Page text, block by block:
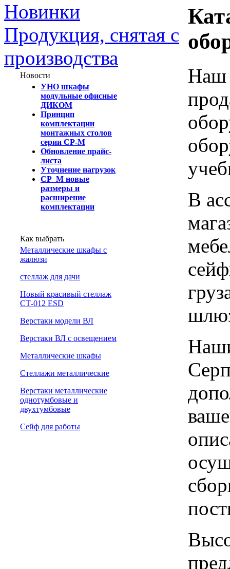
Новинки
Продукция, снятая с
производства
Новости
УНО шкафы
модульные офисные
ДИКОМ
Принцип
комплектации
монтажных столов
серии СР-М
Обновление прайс-
листа
Уточнение нагрузок
СР_М новые
размеры и
расширение
комплектации
Как выбрать
Металлические шкафы с
жалюзи
cтеллаж для дачи
Новый красивый стеллаж
СТ-012 ESD
Верстаки модели ВЛ
Верстаки ВЛ с освещением
Металлические шкафы
Стеллажи металлические
Верстаки металлические
однотумбовые и
двухтумбовые
Сейф для работы
Наш
В